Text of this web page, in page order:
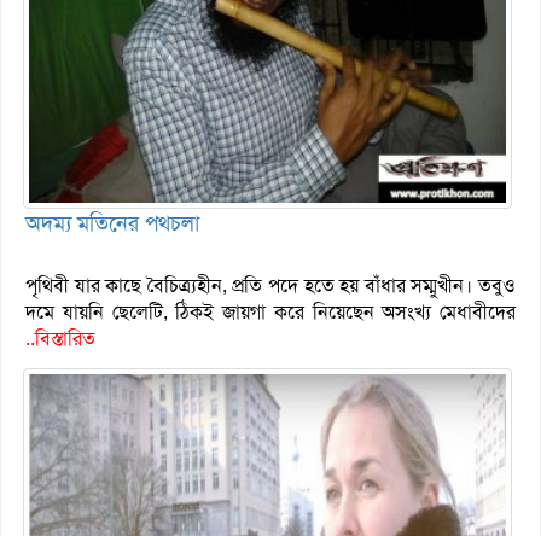
অদম্য মতিনের পথচলা
পৃথিবী যার কাছে বৈচিত্র্যহীন, প্রতি পদে হতে হয় বাঁধার সম্মুখীন। তবুও
দমে যায়নি ছেলেটি, ঠিকই জায়গা করে নিয়েছেন অসংখ্য মেধাবীদের
..বিস্তারিত